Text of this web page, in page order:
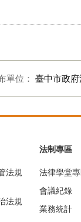
單位： 臺中市政
法規
法規
法制專區
法律學堂
會議紀錄
業務統計